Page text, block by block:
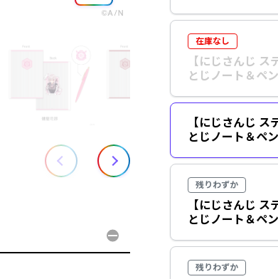
在庫なし
【にじさんじ ス
とじノート＆ペ
【にじさんじ ス
とじノート＆ペ
残りわずか
【にじさんじ ス
とじノート＆ペ
残りわずか